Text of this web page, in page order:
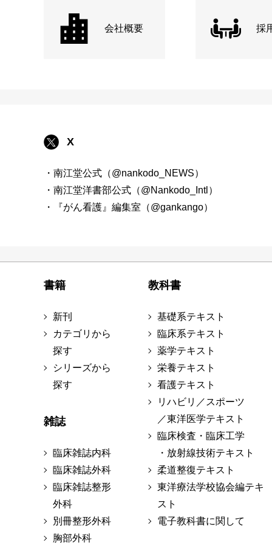
会社概要 採
X
・南江堂公式（@nankodo_NEWS）
・南江堂洋書部公式（@Nankodo_Intl）
・『がん看護』編集室（@gankango）
書籍
新刊
カテゴリから
探す
シリーズから
探す
雑誌
臨床雑誌内科
臨床雑誌外科
臨床雑誌整形
外科
別冊整形外科
胸部外科
教科書
基礎系テキスト
臨床系テキスト
薬学テキスト
栄養テキスト
看護テキスト
リハビリ／スポーツ
／東洋医学テキスト
臨床検査・臨床工学
・放射線技術テキスト
柔道整復テキスト
東洋療法学校協会編テキ
スト
電子教科書に関して